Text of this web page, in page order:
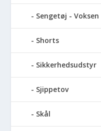
Sengetøj - Voksen
Shorts
Sikkerhedsudstyr
Sjippetov
Skål